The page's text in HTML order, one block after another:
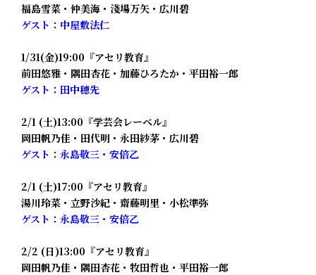
福島雪菜・仲美海・淺場万矢・広川碧
ゲスト：中屋敷法仁
1/31(金)19:00『アセリ教育』
前田悠雅・隅田杏花・加藤ひろたか・平田裕一郎
ゲスト：田中穂先
2/1 (土)13:00『学芸会レーベル』
岡田帆乃佳・田代明・永田紗茅・広川碧
ゲスト：永島敬三・安倍乙
2/1 (土)17:00『アセリ教育』
湯川玲菜・立野沙紀・齋藤明里・小松準弥
ゲスト：永島敬三・安倍乙
2/2 (日)13:00『アセリ教育』
岡田帆乃佳・隅田杏花・牧田哲也・平田裕一郎